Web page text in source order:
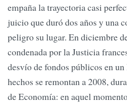
empaña la trayectoria casi
juicio que duró dos años y una
peligro su lugar. En diciembre
condenada por la Justicia
desvío de fondos públicos en
hechos se remontan a 2008,
de Economía: en aquel